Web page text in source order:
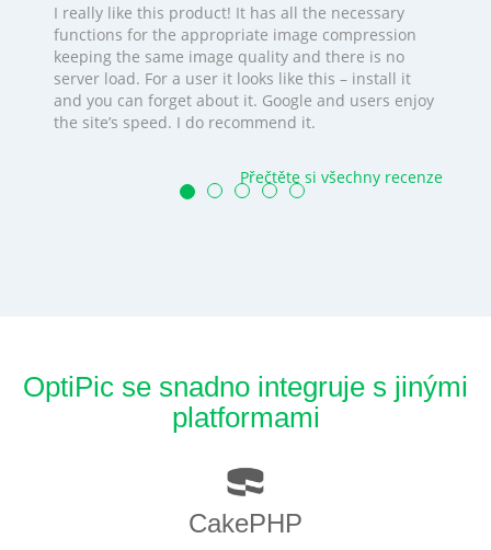
I really like this product! It has all the necessary
functions for the appropriate image compression
keeping the same image quality and there is no
server load. For a user it looks like this – install it
and you can forget about it. Google and users enjoy
the site’s speed. I do recommend it.
Přečtěte si všechny recenze
OptiPic se snadno integruje s jinými
platformami
CakePHP